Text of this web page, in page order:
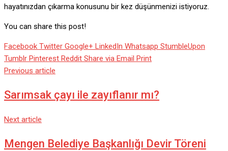
hayatınızdan çıkarma konusunu bir kez düşünmenizi istiyoruz.
You can share this post!
Facebook Twitter Google+ LinkedIn Whatsapp StumbleUpon
Tumblr Pinterest Reddit Share via Email Print
Previous article
Sarımsak çayı ile zayıflanır mı?
Next article
Mengen Belediye Başkanlığı Devir Töreni